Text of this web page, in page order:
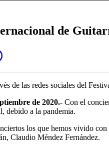
de
de las redes sociales del
de 2020.- Con el
debido a la pandemia.
los que hemos vivido
Claudio Méndez Fernández.